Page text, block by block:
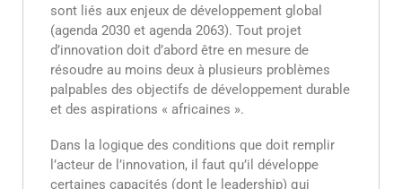
sont liés aux enjeux de développement global
(agenda 2030 et agenda 2063). Tout projet
d’innovation doit d’abord être en mesure de
résoudre au moins deux à plusieurs problèmes
palpables des objectifs de développement durable
et des aspirations « africaines ».
Dans la logique des conditions que doit remplir
l’acteur de l’innovation, il faut qu’il développe
certaines capacités (dont le leadership) qui